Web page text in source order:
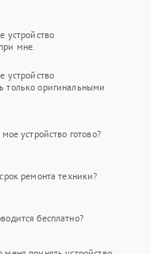
устройство
мне.
устройство
только оригинальными
устройство готово?
ремонта техники?
бесплатно?